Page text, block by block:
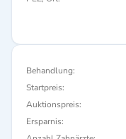
Behandlung:
Startpreis:
Auktionspreis:
Ersparnis: